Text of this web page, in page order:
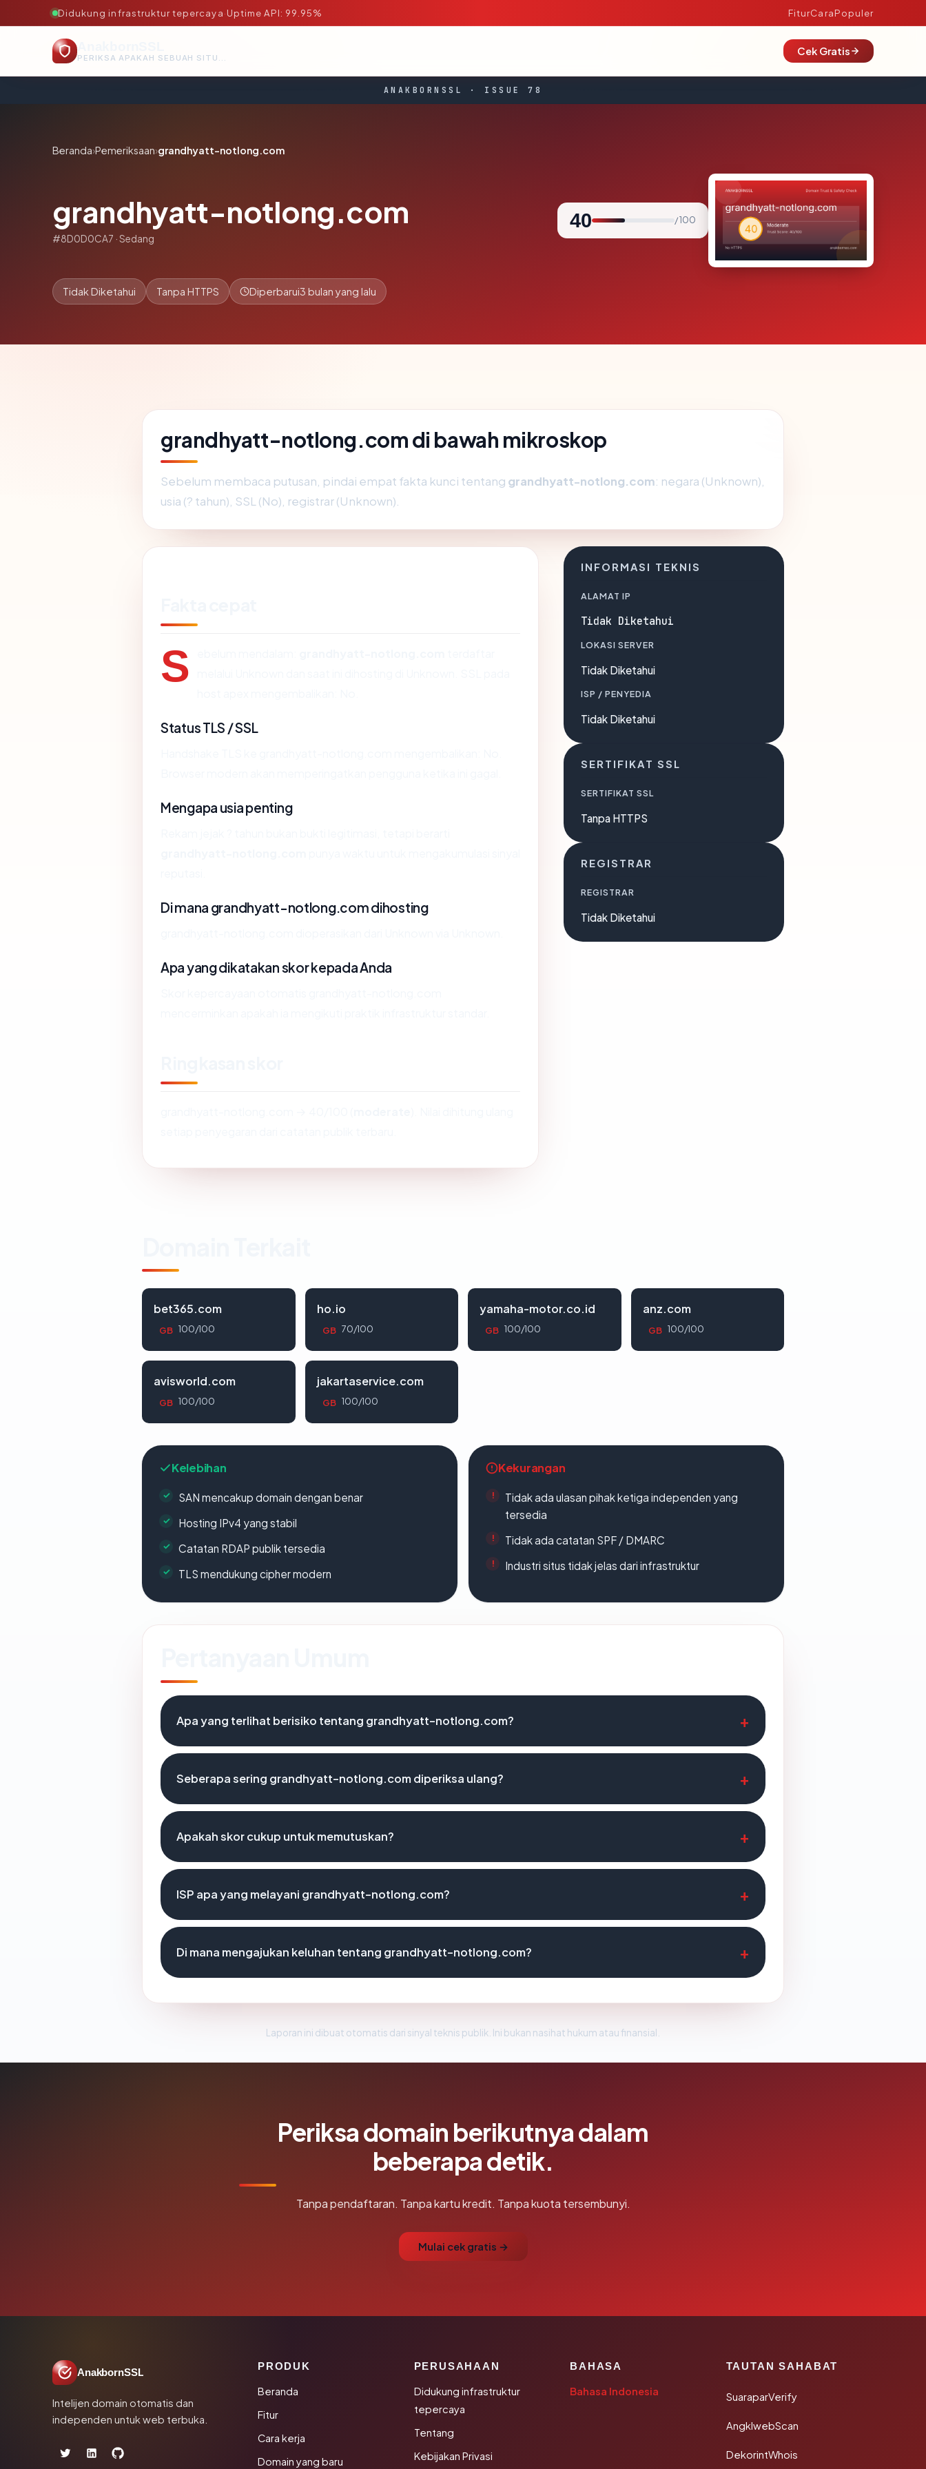
Didukung infrastruktur tepercaya·Uptime API: 99.95% FiturCaraPopuler
PERIKSA APAKAH SEBUAH SITUS AMAN, TEPERCAYA, DAN TERVERIFIKASI DALAM HITUNGAN DETIK.
Cek Gratis
ANAKBORNSSL · ISSUE 78
Beranda›Pemeriksaan›grandhyatt-notlong.com
grandhyatt-notlong.com
#8D0D0CA7 · Sedang
40 / 100
Tidak Diketahui Tanpa HTTPS Diperbarui3 bulan yang lalu
grandhyatt-notlong.com di bawah mikroskop
Sebelum membaca putusan, pindai empat fakta kunci tentang grandhyatt-notlong.com: negara (Unknown),
usia (? tahun), SSL (No), registrar (Unknown).
S
Status TLS / SSL
Mengapa usia penting
Di mana grandhyatt-notlong.com dihosting
Apa yang dikatakan skor kepada Anda
INFORMASI TEKNIS
ALAMAT IP
Tidak Diketahui
LOKASI SERVER
Tidak Diketahui
ISP / PENYEDIA
Tidak Diketahui
SERTIFIKAT SSL
SERTIFIKAT SSL
Tanpa HTTPS
REGISTRAR
REGISTRAR
Tidak Diketahui
bet365.com
GB 100/100
ho.io
GB 70/100
yamaha-motor.co.id
GB 100/100
anz.com
GB 100/100
avisworld.com
GB 100/100
jakartaservice.com
GB 100/100
Kelebihan
SAN mencakup domain dengan benar
Hosting IPv4 yang stabil
Catatan RDAP publik tersedia
TLS mendukung cipher modern
Kekurangan
Tidak ada ulasan pihak ketiga independen yang
tersedia
Tidak ada catatan SPF / DMARC
Industri situs tidak jelas dari infrastruktur
Apa yang terlihat berisiko tentang grandhyatt-notlong.com?
Seberapa sering grandhyatt-notlong.com diperiksa ulang?
Apakah skor cukup untuk memutuskan?
ISP apa yang melayani grandhyatt-notlong.com?
Di mana mengajukan keluhan tentang grandhyatt-notlong.com?
Laporan ini dibuat otomatis dari sinyal teknis publik. Ini bukan nasihat hukum atau finansial.
Periksa domain berikutnya dalam
beberapa detik.
Tanpa pendaftaran. Tanpa kartu kredit. Tanpa kuota tersembunyi.
Mulai cek gratis →
AnakbornSSL
Intelijen domain otomatis dan
independen untuk web terbuka.
PRODUK
Beranda
Fitur
Cara kerja
Domain yang baru
PERUSAHAAN
Didukung infrastruktur
tepercaya
Tentang
Kebijakan Privasi
BAHASA
Bahasa Indonesia
TAUTAN SAHABAT
SuaraparVerify
AngklwebScan
DekorintWhois